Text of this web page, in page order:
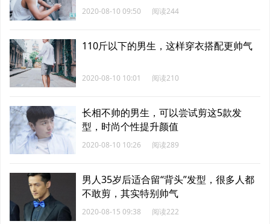
2020-08-10 09:50 阅读244
110斤以下的男生，这样穿衣搭配更帅气
2020-08-10 10:01 阅读210
长相不帅的男生，可以尝试剪这5款发
型，时尚个性提升颜值
2020-08-10 10:26 阅读289
男人35岁后适合留“背头”发型，很多人都
不敢剪，其实特别帅气
2020-08-15 09:38 阅读222